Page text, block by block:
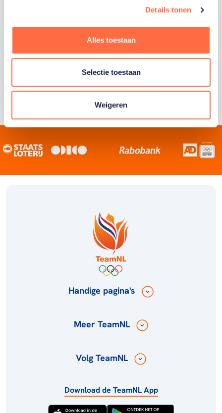
Details tonen
Alles toestaan
Selectie toestaan
Weigeren
Handige pagina's
Meer TeamNL
Volg TeamNL
Download de TeamNL App